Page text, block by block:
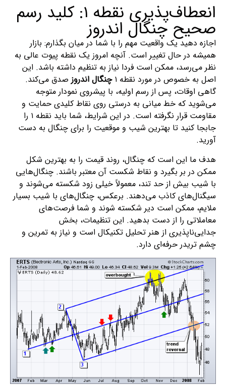
انعطاف‌پذیری نقطه ۱: کلید رسم
صحیح چنگال اندروز
اجازه دهید یک واقعیت مهم را با شما در میان بگذارم: بازار
همیشه در حال تغییر است. آنچه امروز یک نقطه پیوت عالی به
نظر می‌رسد، ممکن است فردا نیاز به تنظیم داشته باشد. این
اصل به خصوص در مورد نقطه ۱
چنگال اندروزصدق می‌کند.
گاهی اوقات، پس از رسم اولیه، با پیشروی نمودار متوجه
می‌شوید که خط میانی به درستی روی نقاط کلیدی حمایت و
مقاومت قرار نگرفته است. در این شرایط، شما باید نقطه ۱ را
جابجا کنید تا بهترین شیب و موقعیت را برای چنگال به دست
آورید.
هدف ما این است که چنگال، روند قیمت را به بهترین شکل
ممکن در بر بگیرد و نقاط شکست آن معتبر باشند. چنگال‌هایی
با شیب بیش از حد تند، معمولاً خیلی زود شکسته می‌شوند و
سیگنال‌های کاذب می‌دهند. برعکس، چنگال‌های با شیب بسیار
ملایم، ممکن است دیر شکسته شوند و شما فرصت‌های
معاملاتی را از دست بدهید. این تنظیمات، بخش
جدایی‌ناپذیری از هنر تحلیل تکنیکال است و نیاز به تمرین و
چشم تریدر حرفه‌ای دارد.